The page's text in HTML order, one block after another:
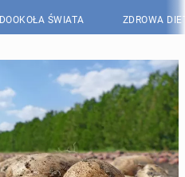
DOOKOŁA ŚWIATA ZDROWA